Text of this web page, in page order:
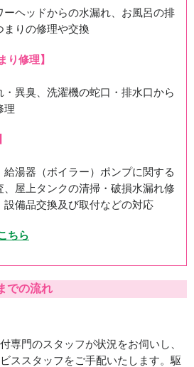
ーヘッドからの水漏れ、お風呂の排
まりの修理や交換
り修理】
異臭、洗濯機の蛇口・排水口から
理
湯器（ボイラー）ポンプに関する
屋上タンクの清掃・破損水漏れ修
設備品交換及び取付などの対応
ちら
での流れ
専門のスタッフが状況をお伺いし、
ススタッフをご手配いたします。駆